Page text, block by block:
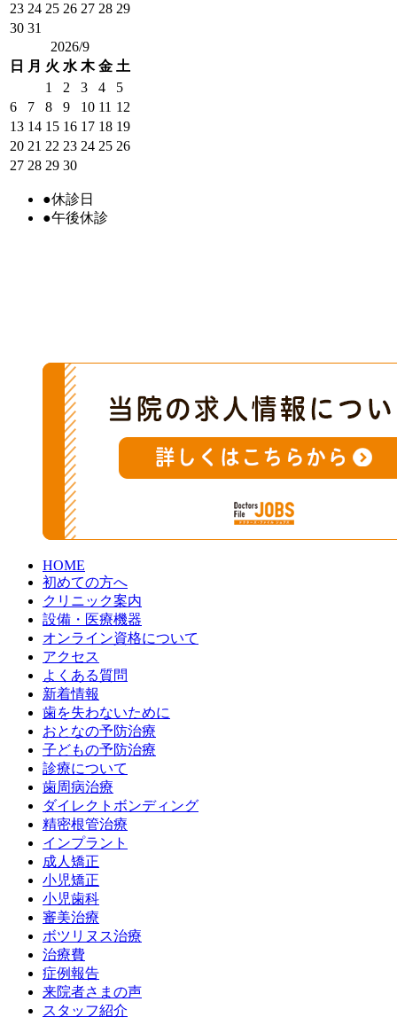
23 24 25 26 27 28 29
30 31
2026/9
日 月 火 水 木 金 土
1
2 3 4
5
6
7 8 9 10 11 12
13 14 15 16 17 18 19
20 21 22 23 24 25 26
27 28 29 30
●休診日
●午後休診
HOME
初めての方へ
クリニック案内
設備・医療機器
オンライン資格について
アクセス
よくある質問
新着情報
歯を失わないために
おとなの予防治療
子どもの予防治療
診療について
歯周病治療
ダイレクトボンディング
精密根管治療
インプラント
成人矯正
小児矯正
小児歯科
審美治療
ボツリヌス治療
治療費
症例報告
来院者さまの声
スタッフ紹介